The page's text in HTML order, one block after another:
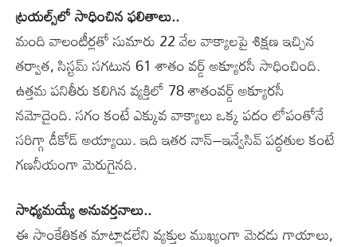
ట్రయల్స్‌లో సాధించిన ఫలితాలు..
మంది వాలంటీర్లతో సుమారు 22 వేల వాక్యాలపై శిక్షణ ఇచ్చిన
తర్వాత, సిస్టమ్‌ సగటున 61 శాతం వర్డ్‌ అక్యూరసీ సాధించింది.
ఉత్తమ పనితీరు కలిగిన వ్యక్తిలో 78 శాతంవర్డ్‌ అక్యూరసీ
నమోదైంది. సగం కంటే ఎక్కువ వాక్యాలు ఒక్క పదం లోపంతోనే
సరిగ్గా డీకోడ్‌ అయ్యాయి. ఇది ఇతర నాన్‌–ఇన్వేసివ్‌ పద్ధతుల కంటే
గణనీయంగా మెరుగైనది.
సాధ్యమయ్యే అనువర్తనాలు..
ఈ సాంకేతికత మాట్లాడలేని వ్యక్తుల ముఖ్యంగా మెదడు గాయాలు,